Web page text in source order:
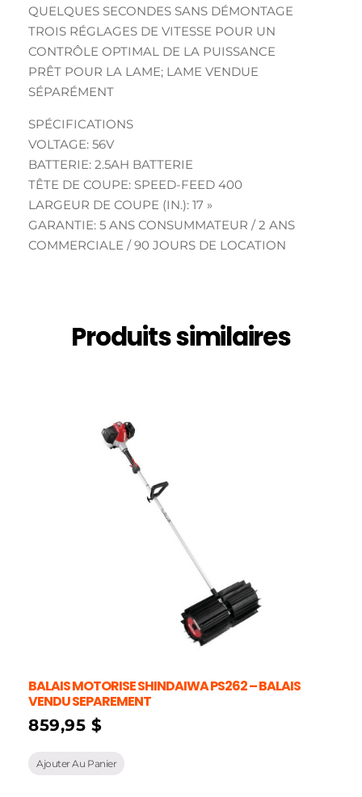
QUELQUES SECONDES SANS DÉMONTAGE
TROIS RÉGLAGES DE VITESSE POUR UN
CONTRÔLE OPTIMAL DE LA PUISSANCE
PRÊT POUR LA LAME; LAME VENDUE
SÉPARÉMENT
SPÉCIFICATIONS
VOLTAGE: 56V
BATTERIE: 2.5AH BATTERIE
TÊTE DE COUPE: SPEED-FEED 400
LARGEUR DE COUPE (IN.): 17 »
GARANTIE: 5 ANS CONSUMMATEUR / 2 ANS
COMMERCIALE / 90 JOURS DE LOCATION
Produits similaires
BALAIS MOTORISE SHINDAIWA PS262 – BALAIS
VENDU SEPAREMENT
859,95$
Ajouter Au Panier